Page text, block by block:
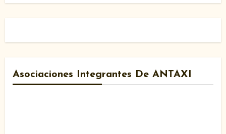
Asociaciones Integrantes De ANTAXI